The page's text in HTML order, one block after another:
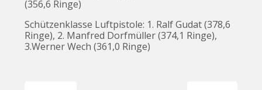
(356,6 Ringe)
Schützenklasse Luftpistole: 1. Ralf Gudat (378,6
Ringe), 2. Manfred Dorfmüller (374,1 Ringe),
3.Werner Wech (361,0 Ringe)